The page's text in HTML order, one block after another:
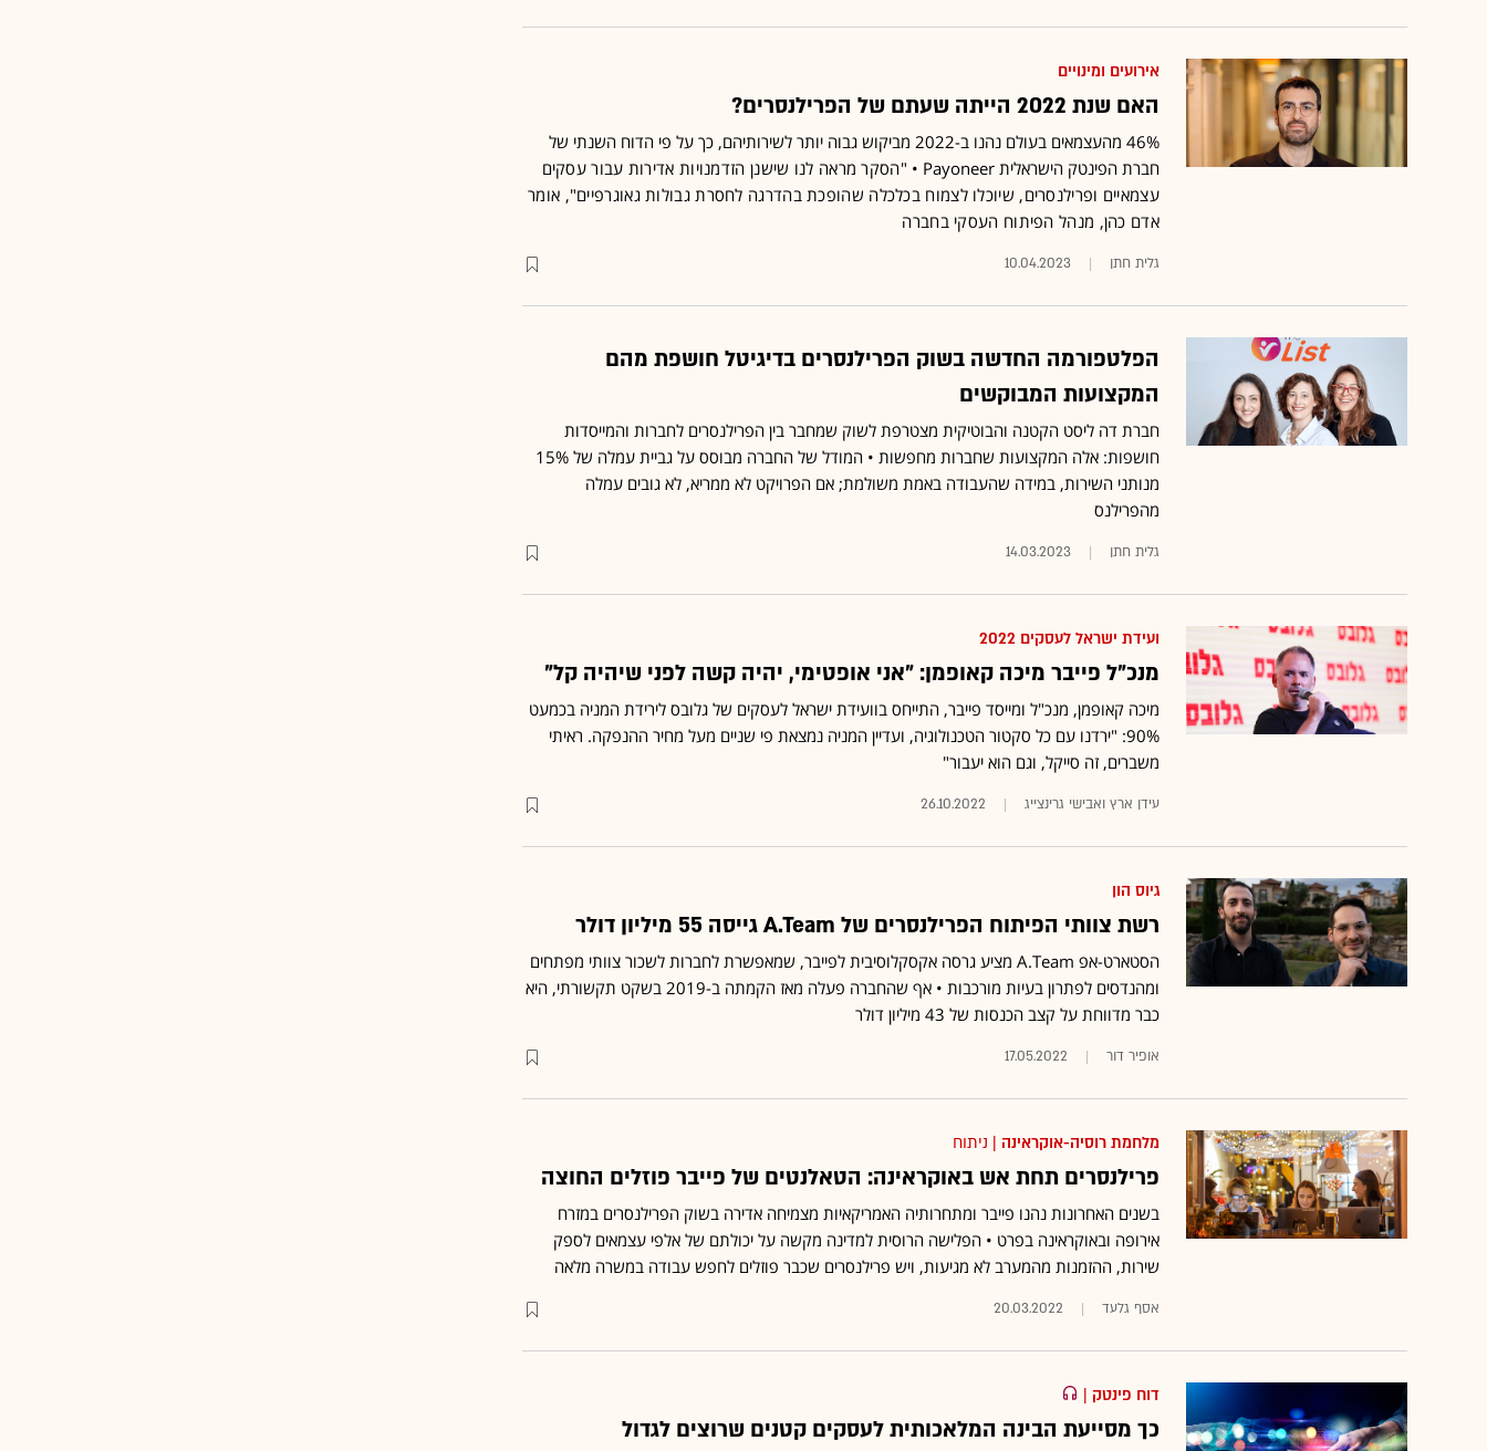
אירועים ומינויים
האם שנת 2022 הייתה שעתם של הפרילנסרים?
46% מהעצמאים בעולם נהנו ב-2022 מביקוש גבוה יותר לשירותיהם, כך על פי הדוח השנתי של
חברת הפינטק הישראלית Payoneer •
"הסקר מראה לנו שישנן הזדמנויות אדירות עבור עסקים
עצמאיים ופרילנסרים, שיוכלו לצמוח בכלכלה שהופכת בהדרגה לחסרת גבולות גאוגרפיים", אומר
אדם כהן, מנהל הפיתוח העסקי בחברה
גלית חתן 10.04.2023
הפלטפורמה החדשה בשוק הפרילנסרים בדיגיטל חושפת מהם
המקצועות המבוקשים
חברת דה ליסט הקטנה והבוטיקית מצטרפת לשוק שמחבר בין הפרילנסרים לחברות והמייסדות
חושפות: אלה המקצועות שחברות מחפשות • המודל של החברה מבוסס על גביית עמלה של 15%
מנותני השירות, במידה שהעבודה באמת משולמת; אם הפרויקט לא ממריא, לא גובים עמלה
מהפרילנס
גלית חתן 14.03.2023
ועידת ישראל לעסקים 2022
מנכ"ל פייבר מיכה קאופמן: "אני אופטימי, יהיה קשה לפני שיהיה קל"
מיכה קאופמן, מנכ"ל ומייסד פייבר, התייחס בוועידת ישראל לעסקים של גלובס לירידת המניה בכמעט
90%: "ירדנו עם כל סקטור הטכנולוגיה, ועדיין המניה נמצאת פי שניים מעל מחיר ההנפקה. ראיתי
משברים, זה סייקל, וגם הוא יעבור"
עידן ארץ ואבישי גרינצייג 26.10.2022
גיוס הון
רשת צוותי הפיתוח הפרילנסרים של A.Team גייסה 55 מיליון דולר
הסטארט-אפ A.Team מציע גרסה אקסקלוסיבית לפייבר, שמאפשרת לחברות לשכור צוותי מפתחים
ומהנדסים לפתרון בעיות מורכבות • אף שהחברה פעלה מאז הקמתה ב-2019 בשקט תקשורתי, היא
כבר מדווחת על קצב הכנסות של 43 מיליון דולר
אופיר דור 17.05.2022
מלחמת רוסיה-אוקראינה | ניתוח
פרילנסרים תחת אש באוקראינה: הטאלנטים של פייבר פוזלים החוצה
בשנים האחרונות נהנו פייבר ומתחרותיה האמריקאיות מצמיחה אדירה בשוק הפרילנסרים במזרח
אירופה ובאוקראינה בפרט • הפלישה הרוסית למדינה מקשה על יכולתם של אלפי עצמאים לספק
שירות, ההזמנות מהמערב לא מגיעות, ויש פרילנסרים שכבר פוזלים לחפש עבודה במשרה מלאה
אסף גלעד 20.03.2022
דוח פינטק
כך מסייעת הבינה המלאכותית לעסקים קטנים שרוצים לגדול